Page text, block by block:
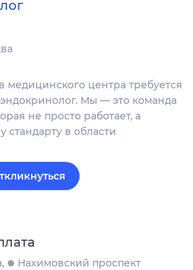
медицинского центра требуется
Мы — это команда
не просто работает, а
стандарту в области
Нахимовский проспект